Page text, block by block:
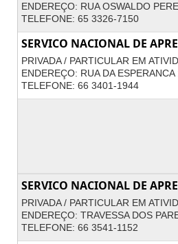
ENDEREÇO: RUA OSWALDO
TELEFONE: 65 3326-7150
SERVICO NACIONAL DE
PRIVADA / PARTICULAR EM
ENDEREÇO: RUA DA
TELEFONE: 66 3401-1944
SERVICO NACIONAL DE
PRIVADA / PARTICULAR EM
ENDEREÇO: TRAVESSA DOS
TELEFONE: 66 3541-1152